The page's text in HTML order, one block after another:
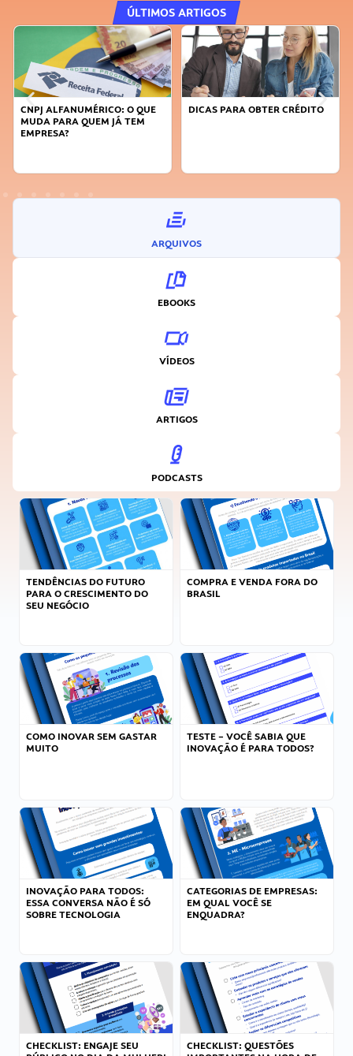
ÚLTIMOS ARTIGOS
CNPJ ALFANUMÉRICO: O QUE
MUDA PARA QUEM JÁ TEM
EMPRESA?
DICAS PARA OBTER CRÉDITO
ARQUIVOS
EBOOKS
VÍDEOS
ARTIGOS
PODCASTS
TENDÊNCIAS DO FUTURO
PARA O CRESCIMENTO DO
SEU NEGÓCIO
COMPRA E VENDA FORA DO
BRASIL
COMO INOVAR SEM GASTAR
MUITO
TESTE – VOCÊ SABIA QUE
INOVAÇÃO É PARA TODOS?
INOVAÇÃO PARA TODOS:
ESSA CONVERSA NÃO É SÓ
SOBRE TECNOLOGIA
CATEGORIAS DE EMPRESAS:
EM QUAL VOCÊ SE
ENQUADRA?
CHECKLIST: ENGAJE SEU
CHECKLIST: QUESTÕES